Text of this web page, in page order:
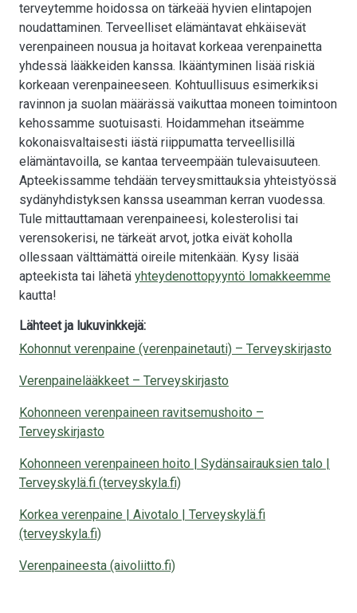
terveytemme hoidossa on tärkeää hyvien elintapojen
noudattaminen. Terveelliset elämäntavat ehkäisevät
verenpaineen nousua ja hoitavat korkeaa verenpainetta
yhdessä lääkkeiden kanssa. Ikääntyminen lisää riskiä
korkeaan verenpaineeseen. Kohtuullisuus esimerkiksi
ravinnon ja suolan määrässä vaikuttaa moneen toimintoon
kehossamme suotuisasti. Hoidammehan itseämme
kokonaisvaltaisesti iästä riippumatta terveellisillä
elämäntavoilla, se kantaa terveempään tulevaisuuteen.
Apteekissamme tehdään terveysmittauksia yhteistyössä
sydänyhdistyksen kanssa useamman kerran vuodessa.
Tule mittauttamaan verenpaineesi, kolesterolisi tai
verensokerisi, ne tärkeät arvot, jotka eivät koholla
ollessaan välttämättä oireile mitenkään. Kysy lisää
apteekista tai lähetä yhteydenottopyyntö lomakkeemme
kautta!
Lähteet ja lukuvinkkejä:
Kohonnut verenpaine (verenpainetauti) – Terveyskirjasto
Verenpainelääkkeet – Terveyskirjasto
Kohonneen verenpaineen ravitsemushoito –
Terveyskirjasto
Kohonneen verenpaineen hoito | ​​​​​​​​​​​​​​​​​​​​​​​​​​​​​​​​​​​​​​​​Sydänsairauksien talo |
Terveyskylä.fi (terveyskyla.fi)
Korkea verenpaine | Aivotalo | Terveyskylä.fi
(terveyskyla.fi)
Verenpaineesta (aivoliitto.fi)